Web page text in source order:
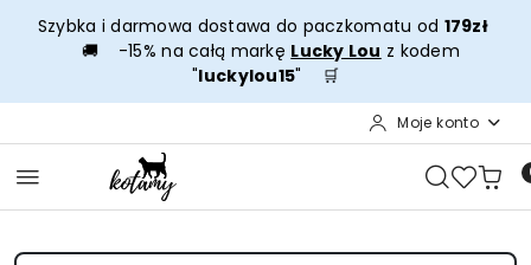
Przejdź do treści głównej
Przejdź do wyszukiwarki
Przejdź do moje konto
Przejdź do menu głównego
Przejdź do stopki
Szybka i darmowa dostawa do paczkomatu od 179zł
🚚 -15% na całą markę Lucky Lou z kodem
"luckylou15" 🛒
Moje konto